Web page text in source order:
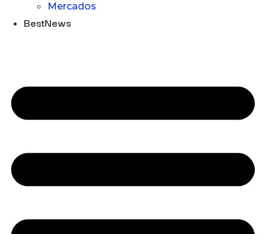
Mercados
BestNews